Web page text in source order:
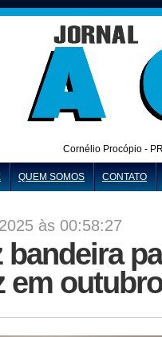
Cornélio Procópio -
QUEM SOMOS CONTATO
às 00:58:27
bandeira
em outubro